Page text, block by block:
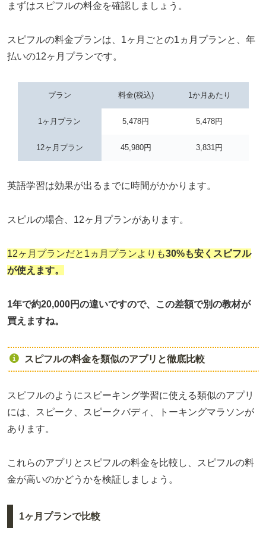
まずはスピフルの料金を確認しましょう。
スピフルの料金プランは、1ヶ月ごとの1ヵ月プランと、年
払いの12ヶ月プランです。
プラン 料金(税込) 1か月あたり
1ヶ月プラン 5,478円 5,478円
12ヶ月プラン 45,980円 3,831円
英語学習は効果が出るまでに時間がかかります。
スピルの場合、12ヶ月プランがあります。
12ヶ月プランだと1ヵ月プランよりも30%も安くスピフル
が使えます。
1年で約20,000円の違いですので、この差額で別の教材が
買えますね。
スピフルの料金を類似のアプリと徹底比較
スピフルのようにスピーキング学習に使える類似のアプリ
には、スピーク、スピークバディ、トーキングマラソンが
あります。
これらのアプリとスピフルの料金を比較し、スピフルの料
金が高いのかどうかを検証しましょう。
1ヶ月プランで比較